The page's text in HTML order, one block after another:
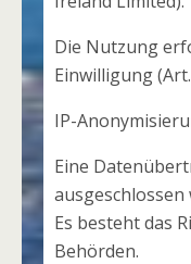
Die Nutzung
Einwilligung (Art.
IP-
Eine
ausgeschlossen
Es besteht das
Behörden.